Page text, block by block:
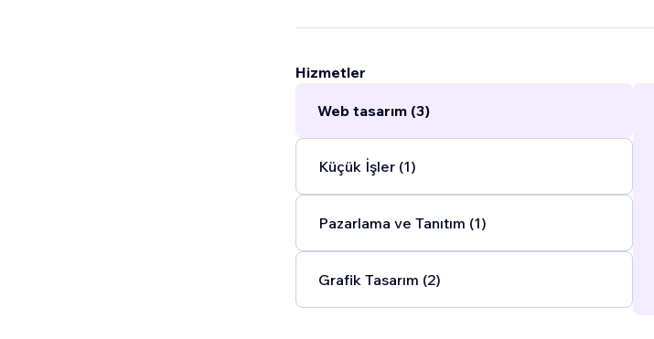
Hizmetler
Web tasarım (3)
Küçük İşler (1)
Pazarlama ve Tanıtım (1)
Grafik Tasarım (2)